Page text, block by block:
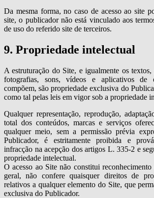
Da mesma forma, no caso de acesso ao site
site, o publicador não está vinculado aos
de uso do referido site de terceiros.
9. Propriedade intelectual
A estruturação do Site, e igualmente os textos,
fotografias, sons, vídeos e aplicativos de
compõem, são propriedade exclusiva do
como tal pelas leis em vigor sob a propriedade
Qualquer representação, reprodução,
total dos conteúdos, marcas e serviços
qualquer meio, sem a permissão prévia
Publicador, é estritamente proibida e
infracção na acepção dos artigos L. 335-2 e
propriedade intelectual.
O acesso ao Site não constitui
geral, não confere quaisquer direitos de
relativos a qualquer elemento do Site, que
exclusiva do Publicador.